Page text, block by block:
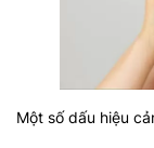
Một số dấu hiệu